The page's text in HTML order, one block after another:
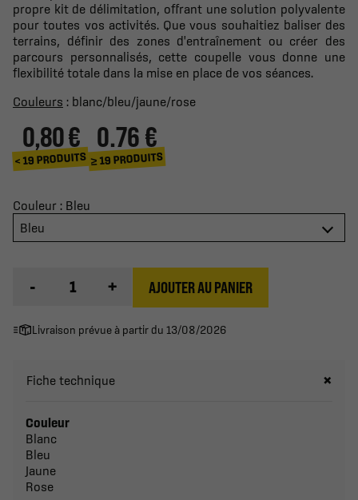
propre kit de délimitation, offrant une solution polyvalente
pour toutes vos activités. Que vous souhaitiez baliser des
terrains, définir des zones d'entraînement ou créer des
parcours personnalisés, cette coupelle vous donne une
flexibilité totale dans la mise en place de vos séances.
Couleurs : blanc/bleu/jaune/rose
0,80 €
< 19 PRODUITS
0.76 €
≥ 19 PRODUITS
Couleur : Bleu
Bleu
- + AJOUTER AU PANIER
Livraison prévue à partir du 13/08/2026
Fiche technique
Couleur
Blanc
Bleu
Jaune
Rose